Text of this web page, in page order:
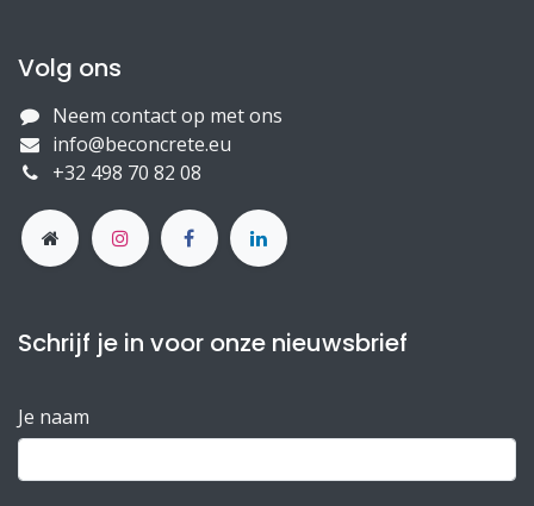
Volg ons
Neem contact op met ons
info@beconcrete.eu
+32 498 70 82 08
Schrijf je in voor onze nieuwsbrief
Je naam